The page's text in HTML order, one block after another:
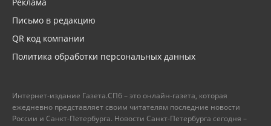
Письмо в редакцию
QR код компании
Политика обработки персональных данных
Интернет-издание Газета.СПб – это онлайн-газета, которая
ежедневно представляет своим читателям последние новости
России и Санкт-Петербурга. Новости Санкт-Петербурга сегодня –